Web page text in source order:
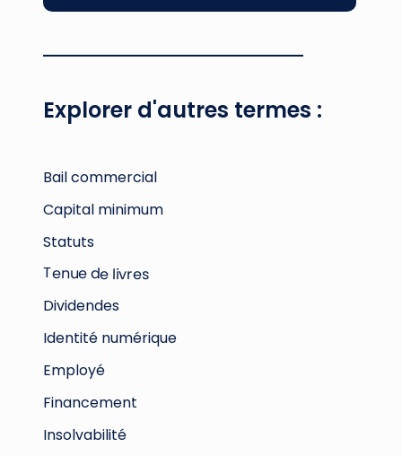
Tenue de livres
Dividendes
Identité numérique
Statuts
Financement
Capital minimum
Bail commercial
Insolvabilité
Employé
Explorer d'autres termes :